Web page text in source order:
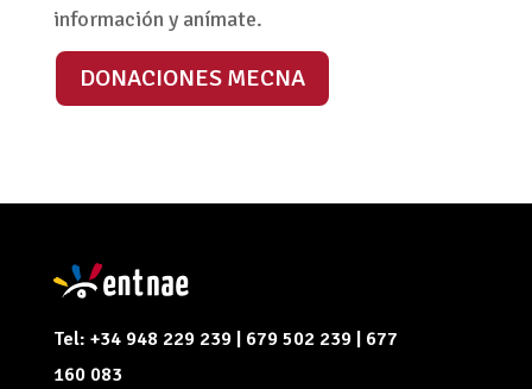
información y anímate.
DONACIONES MECNA
Tel: +34 948 229 239 | 679 502 239 | 677
160 083